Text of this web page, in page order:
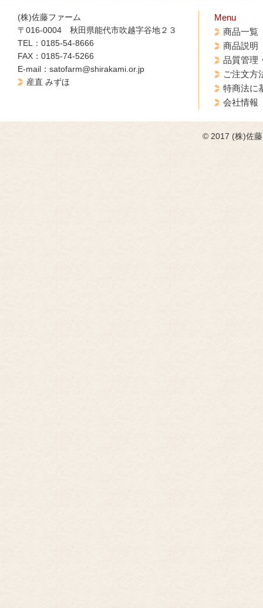
(株)佐藤ファーム
〒016-0004 秋田県能代市吹越字谷地２３
TEL：0185-54-8666
FAX：0185-74-5266
E-mail：satofarm@shirakami.or.jp
産直 みずほ
Menu
商品一覧
商品説明
品質管理
ご注文方
特商法に
会社情報
© 2017 (株)佐